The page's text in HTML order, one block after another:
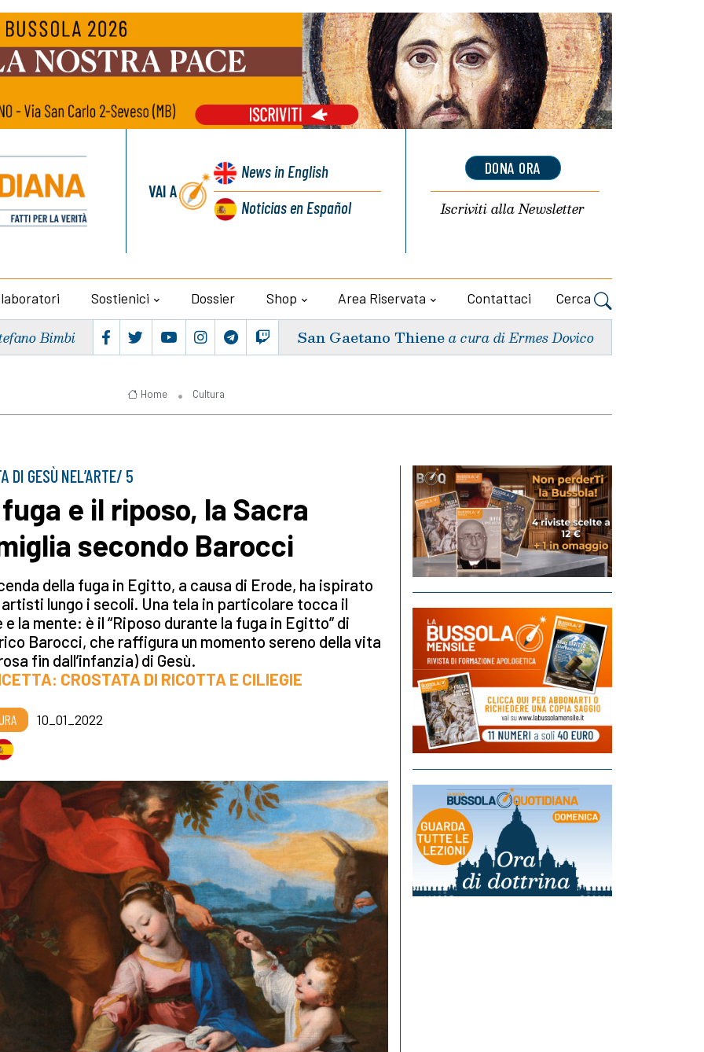
VAI A
Newsin English
Noticiasen Español
DONA ORA
Iscriviti allaNewsletter
Sostienici Dossier Shop Area Riservata Contattaci Cerca
Bimbi San Gaetano Thiene a cura di Ermes Dovico
Home Cultura
DI GESÙ NEL’ARTE/ 5
e il riposo, la Sacra
secondo Barocci
della fuga in Egitto, a causa di Erode, ha ispirato
lungo i secoli. Una tela in particolare tocca il
e la mente: è il “Riposo durante la fuga in Egitto” di
Barocci, che raffigura un momento sereno della vita
fin dall’infanzia) di Gesù.
CROSTATA DI RICOTTA E CILIEGIE
10_01_2022